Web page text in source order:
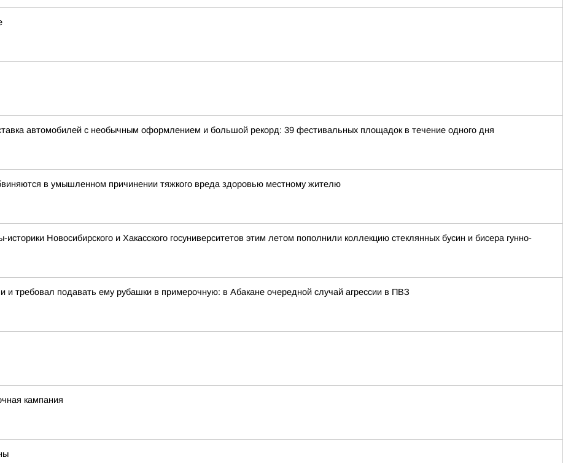
автомобилей с необычным оформлением и большой рекорд: 39 фестивальных площадок в течение одного дня
в умышленном причинении тяжкого вреда здоровью местному жителю
Новосибирского и Хакасского госуниверситетов этим летом пополнили коллекцию стеклянных бусин и бисера гунно-
и требовал подавать ему рубашки в примерочную: в Абакане очередной случай агрессии в ПВЗ
кампания